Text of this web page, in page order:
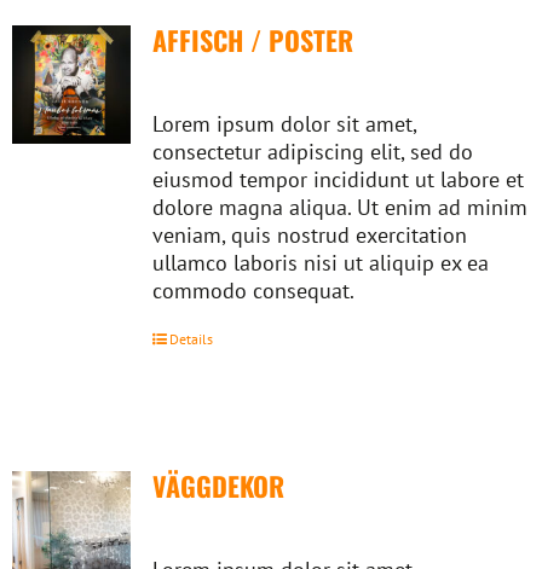
AFFISCH / POSTER
Lorem ipsum dolor sit amet,
consectetur adipiscing elit, sed do
eiusmod tempor incididunt ut labore et
dolore magna aliqua. Ut enim ad minim
veniam, quis nostrud exercitation
ullamco laboris nisi ut aliquip ex ea
commodo consequat.
Details
VÄGGDEKOR